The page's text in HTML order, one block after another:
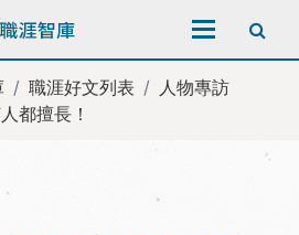
全站搜尋
職涯好文列表
人物專訪
都擅長！